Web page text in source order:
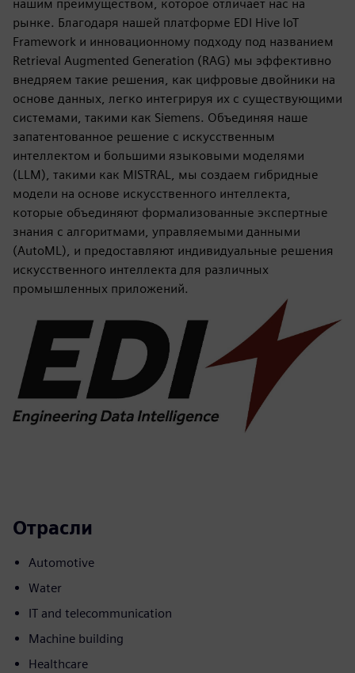
нашим преимуществом, которое отличает нас на
рынке. Благодаря нашей платформе EDI Hive IoT
Framework и инновационному подходу под названием
Retrieval Augmented Generation (RAG) мы эффективно
внедряем такие решения, как цифровые двойники на
основе данных, легко интегрируя их с существующими
системами, такими как Siemens. Объединяя наше
запатентованное решение с искусственным
интеллектом и большими языковыми моделями
(LLM), такими как MISTRAL, мы создаем гибридные
модели на основе искусственного интеллекта,
которые объединяют формализованные экспертные
знания с алгоритмами, управляемыми данными
(AutoML), и предоставляют индивидуальные решения
искусственного интеллекта для различных
промышленных приложений.
Отрасли
Automotive
Water
IT and telecommunication
Machine building
Healthcare